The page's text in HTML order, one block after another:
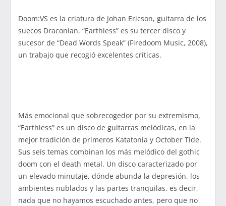
Doom:VS es la criatura de Johan Ericson, guitarra de los
suecos Draconian. “Earthless” es su tercer disco y
sucesor de “Dead Words Speak” (Firedoom Music, 2008),
un trabajo que recogió excelentes críticas.
Más emocional que sobrecogedor por su extremismo,
“Earthless” es un disco de guitarras melódicas, en la
mejor tradición de primeros Katatonia y October Tide.
Sus seis temas combinan los más melódico del gothic
doom con el death metal. Un disco caracterizado por
un elevado minutaje, dónde abunda la depresión, los
ambientes nublados y las partes tranquilas, es decir,
nada que no hayamos escuchado antes, pero que no